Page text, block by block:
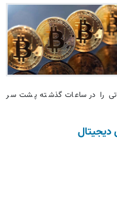
را در ساعات گذشته پشت سر
دیجیتال